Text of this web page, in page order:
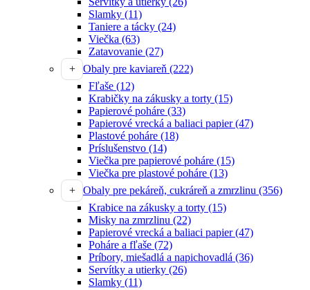
Slamky (11)
Taniere a tácky (24)
Viečka (63)
Zatavovanie (27)
Obaly pre kaviareň (222)
Fľaše (12)
Krabičky na zákusky a torty (15)
Papierové poháre (33)
Papierové vrecká a baliaci papier(47)
Plastové poháre (18)
Príslušenstvo (14)
Viečka pre papierové poháre (15)
Viečka pre plastové poháre (13)
Obaly pre pekáreň, cukráreň a zmrzlinu (356)
Krabice na zákusky a torty (15)
Misky na zmrzlinu (22)
Papierové vrecká a baliaci papier(47)
Poháre a fľaše (72)
Príbory, miešadlá a napichovadlá (36)
Servítky a utierky (26)
Slamky (11)